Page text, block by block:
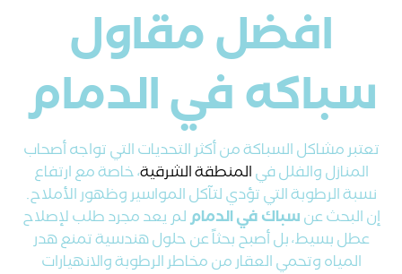
افضل مقاول
سباكه في الدمام
تعتبر مشاكل السباكة من أكثر التحديات التي تواجه أصحاب
المنازل والفلل فيالمنطقة الشرقية، خاصة مع ارتفاع
نسبة الرطوبة التي تؤدي لتآكل المواسير وظهور الأملاح.
إن البحث عنسباك في الدماملم يعد مجرد طلب لإصلاح
عطل بسيط، بل أصبح بحثاً عن حلول هندسية تمنع هدر
المياه وتحمي العقار من مخاطر الرطوبة والانهيارات